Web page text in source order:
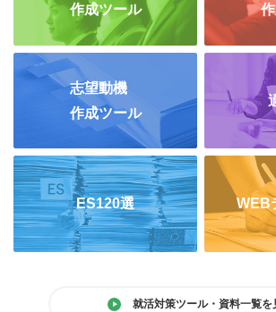
作成ツール
志望動機
作成ツール
ES120選 WEB
就活対策ツール・資料一覧を